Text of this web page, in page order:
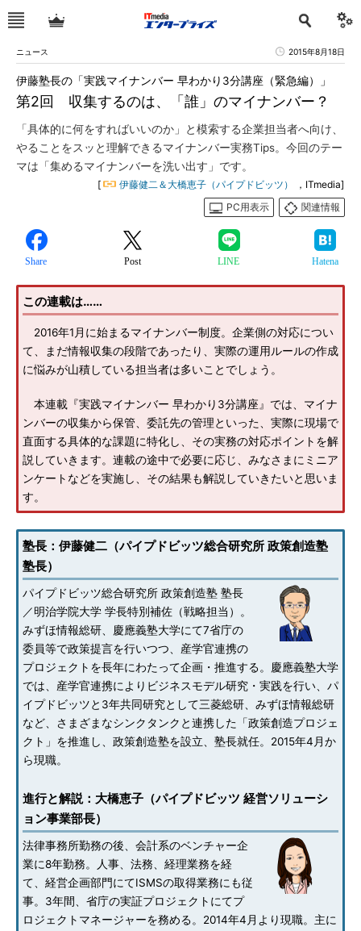
ニュース 2015年8月18日
第2回 収集するのは、「誰」のマイナンバー？
伊藤塾長の「実践マイナンバー 早わかり3分講座（緊急編）」
「具体的に何をすればいいのか」と模索する企業担当者へ向け、
やることをスッと理解できるマイナンバー実務Tips。今回のテー
マは「集めるマイナンバーを洗い出す」です。
[ 伊藤健二＆大橋恵子（パイプドビッツ）
，ITmedia]
PC用表示
関連情報
Share Post LINE Hatena
この連載は……
2016年1月に始まるマイナンバー制度。企業側の対応につい
て、まだ情報収集の段階であったり、実際の運用ルールの作成
に悩みが山積している担当者は多いことでしょう。
本連載『実践マイナンバー 早わかり3分講座』では、マイナ
ンバーの収集から保管、委託先の管理といった、実際に現場で
直面する具体的な課題に特化し、その実務の対応ポイントを解
説していきます。連載の途中で必要に応じ、みなさまにミニア
ンケートなどを実施し、その結果も解説していきたいと思いま
す。
塾長：伊藤健二（パイプドビッツ総合研究所 政策創造塾
塾長）
パイプドビッツ総合研究所 政策創造塾 塾長
／明治学院大学 学長特別補佐（戦略担当）。
みずほ情報総研、慶應義塾大学にて7省庁の
委員等で政策提言を行いつつ、産学官連携の
プロジェクトを長年にわたって企画・推進する。慶應義塾大学
では、産学官連携によりビジネスモデル研究・実践を行い、パ
イプドビッツと3年共同研究として三菱総研、みずほ情報総研
など、さまざまなシンクタンクと連携した「政策創造プロジェ
クト」を推進し、政策創造塾を設立、塾長就任。2015年4月か
ら現職。
進行と解説：大橋恵子（パイプドビッツ 経営ソリューシ
ョン事業部長）
法律事務所勤務の後、会計系のベンチャー企
業に8年勤務。人事、法務、経理業務を経
て、経営企画部門にてISMSの取得業務にも従
事。3年間、省庁の実証プロジェクトにてプ
ロジェクトマネージャーを務める。2014年4月より現職。主に